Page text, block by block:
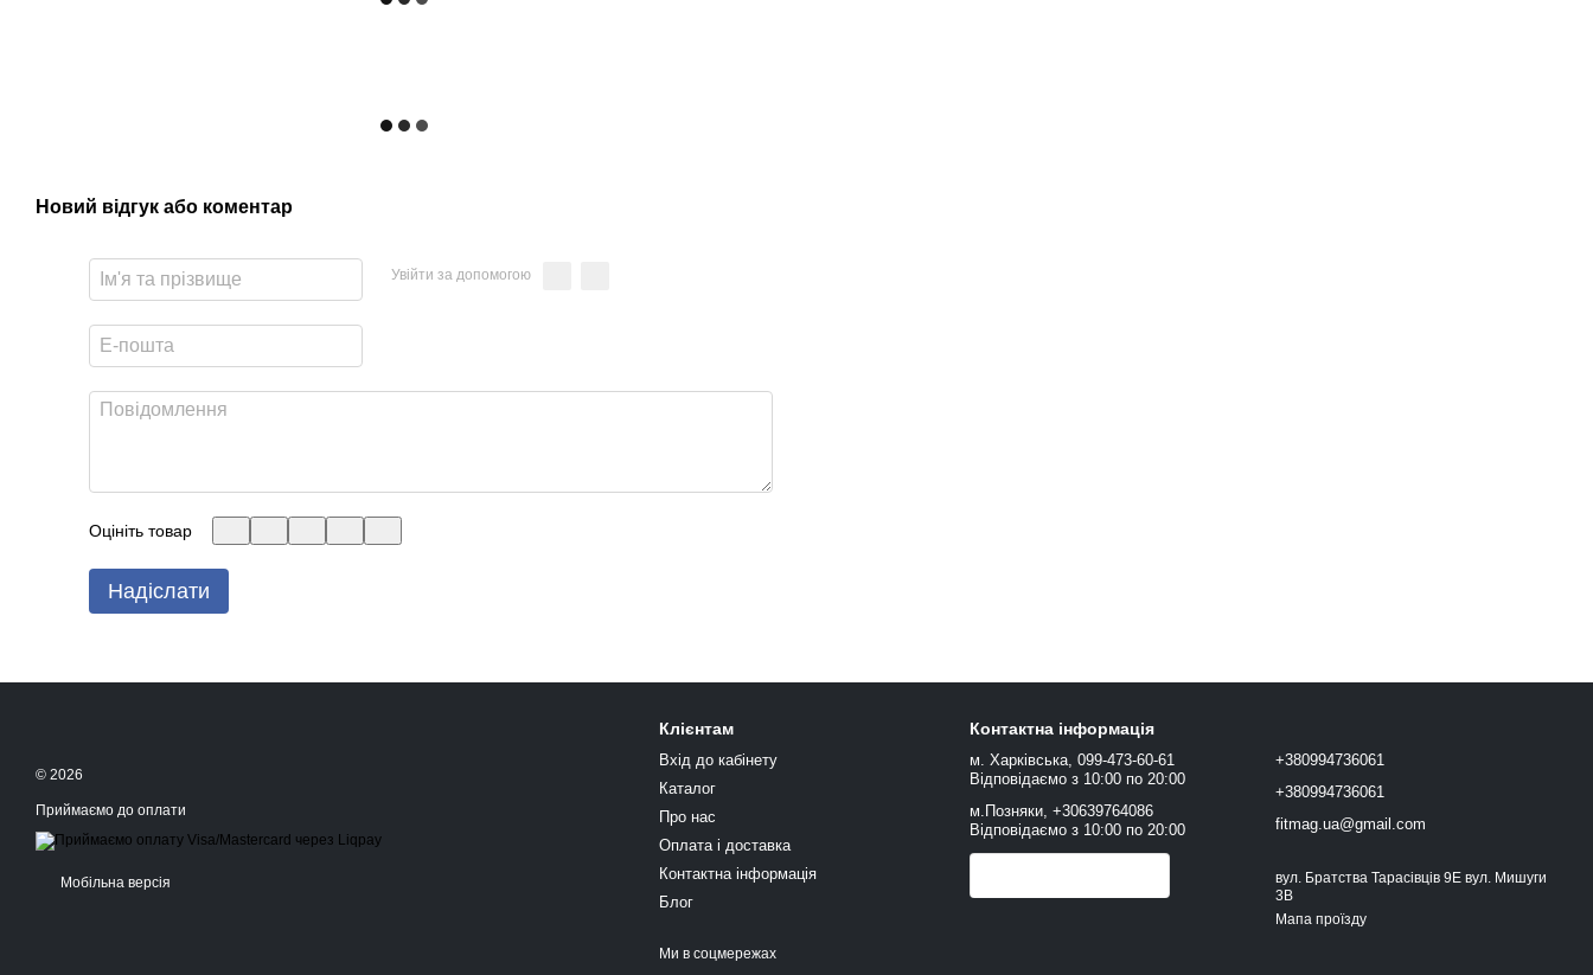
Новий відгук або коментар
Увійти за допомогою
Оцініть товар
Надіслати
© 2026
Приймаємо до оплати
Мобільна версія
Клієнтам
Вхід до кабінету
Каталог
Про нас
Оплата і доставка
Контактна інформація
Блог
Ми в соцмережах
Контактна інформація
м. Харківська, 099-473-60-61
Відповідаємо з 10:00 по 20:00
м.Позняки, +30639764086
Відповідаємо з 10:00 по 20:00
+380994736061
+380994736061
fitmag.ua@gmail.com
вул. Братства Тарасівців 9Е вул. Мишуги
3В
Мапа проїзду